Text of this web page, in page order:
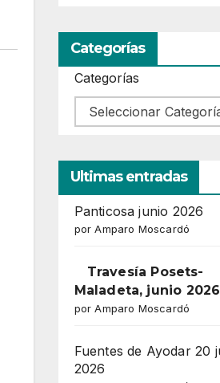
Categorías
Categorías
Ultimas entradas
Panticosa junio 2026
por Amparo Moscardó
Travesía Posets-
Maladeta, junio 2026
por Amparo Moscardó
Fuentes de Ayodar 20
2026